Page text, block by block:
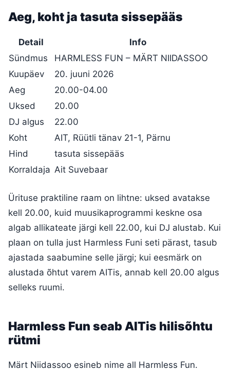
Aeg, koht ja tasuta sissepääs
Detail
Info
Sündmus
HARMLESS FUN – MÄRT NIIDASSOO
Kuupäev
20. juuni 2026
Aeg
20.00-04.00
Uksed
20.00
DJ algus
22.00
Koht
AIT, Rüütli tänav 21-1, Pärnu
Hind
tasuta sissepääs
Korraldaja Ait Suvebaar
Ürituse praktiline raam on lihtne: uksed avatakse
kell 20.00, kuid muusikaprogrammi keskne osa
algab allikateate järgi kell 22.00, kui DJ alustab. Kui
plaan on tulla just Harmless Funi seti pärast, tasub
ajastada saabumine selle järgi; kui eesmärk on
alustada õhtut varem AITis, annab kell 20.00 algus
selleks ruumi.
Harmless Fun seab AITis hilisõhtu
rütmi
Märt Niidassoo esineb nime all Harmless Fun.